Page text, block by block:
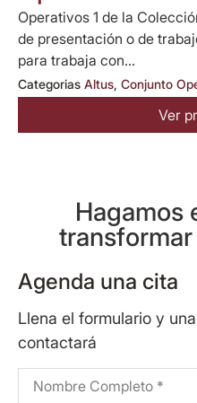
Operativos 1 de la
de presentación o de
para trabaja con...
Categorias Altus, Conjunto
Ver
Hagamos
Agenda una cita
Llena el formulario y
contactará